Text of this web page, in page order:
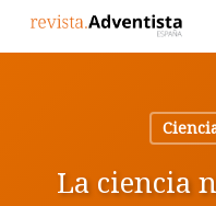
La ciencia